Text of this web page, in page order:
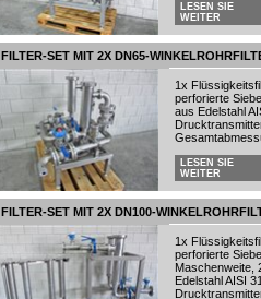
LESEN SIE
WEITER
FILTER-SET MIT 2X DN65-
1x
perforierte
aus Edelstahl
LESEN SIE
WEITER
FILTER-SET MIT 2X DN100-
1x
perforierte
Maschenweite,
Edelstahl AISI